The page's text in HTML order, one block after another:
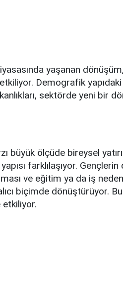
yaşanan
etkiliyor. Demografik
sektörde yeni bir
büyük ölçüde bireysel
farklılaşıyor.
ve eğitim ya da iş
biçimde dönüştürüyor.
etkiliyor.